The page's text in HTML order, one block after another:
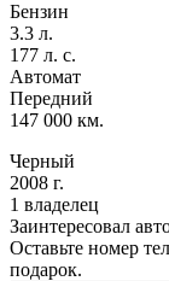
Бензин
3.3 л.
177 л. с.
Автомат
Передний
147 000 км.
Черный
2008 г.
1 владелец
Заинтересовал
Оставьте номер
подарок.